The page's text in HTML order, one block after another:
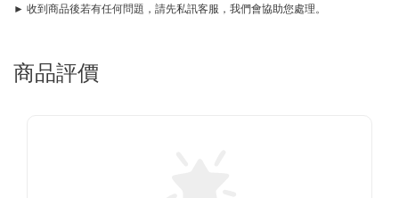
► 收到商品後若有任何問題，請先私訊客服，我們會協助您處理。
商品評價